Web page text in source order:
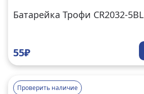
Батарейка Трофи CR2032-5BL
55₽
Проверить наличие